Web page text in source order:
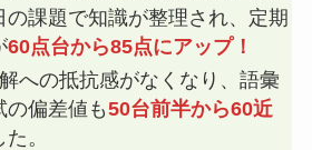
の課題で知識が整理され、定期
60点台から85点にアップ！
への抵抗感がなくなり、語彙
の偏差値も50台前半から60近
。